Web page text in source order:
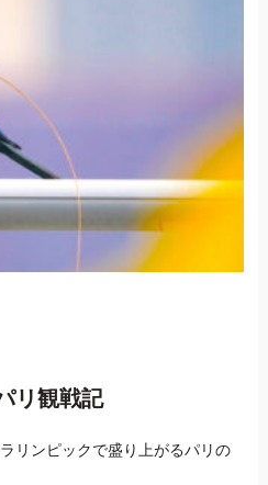
リ観戦記
リンピックで盛り上がるパリの